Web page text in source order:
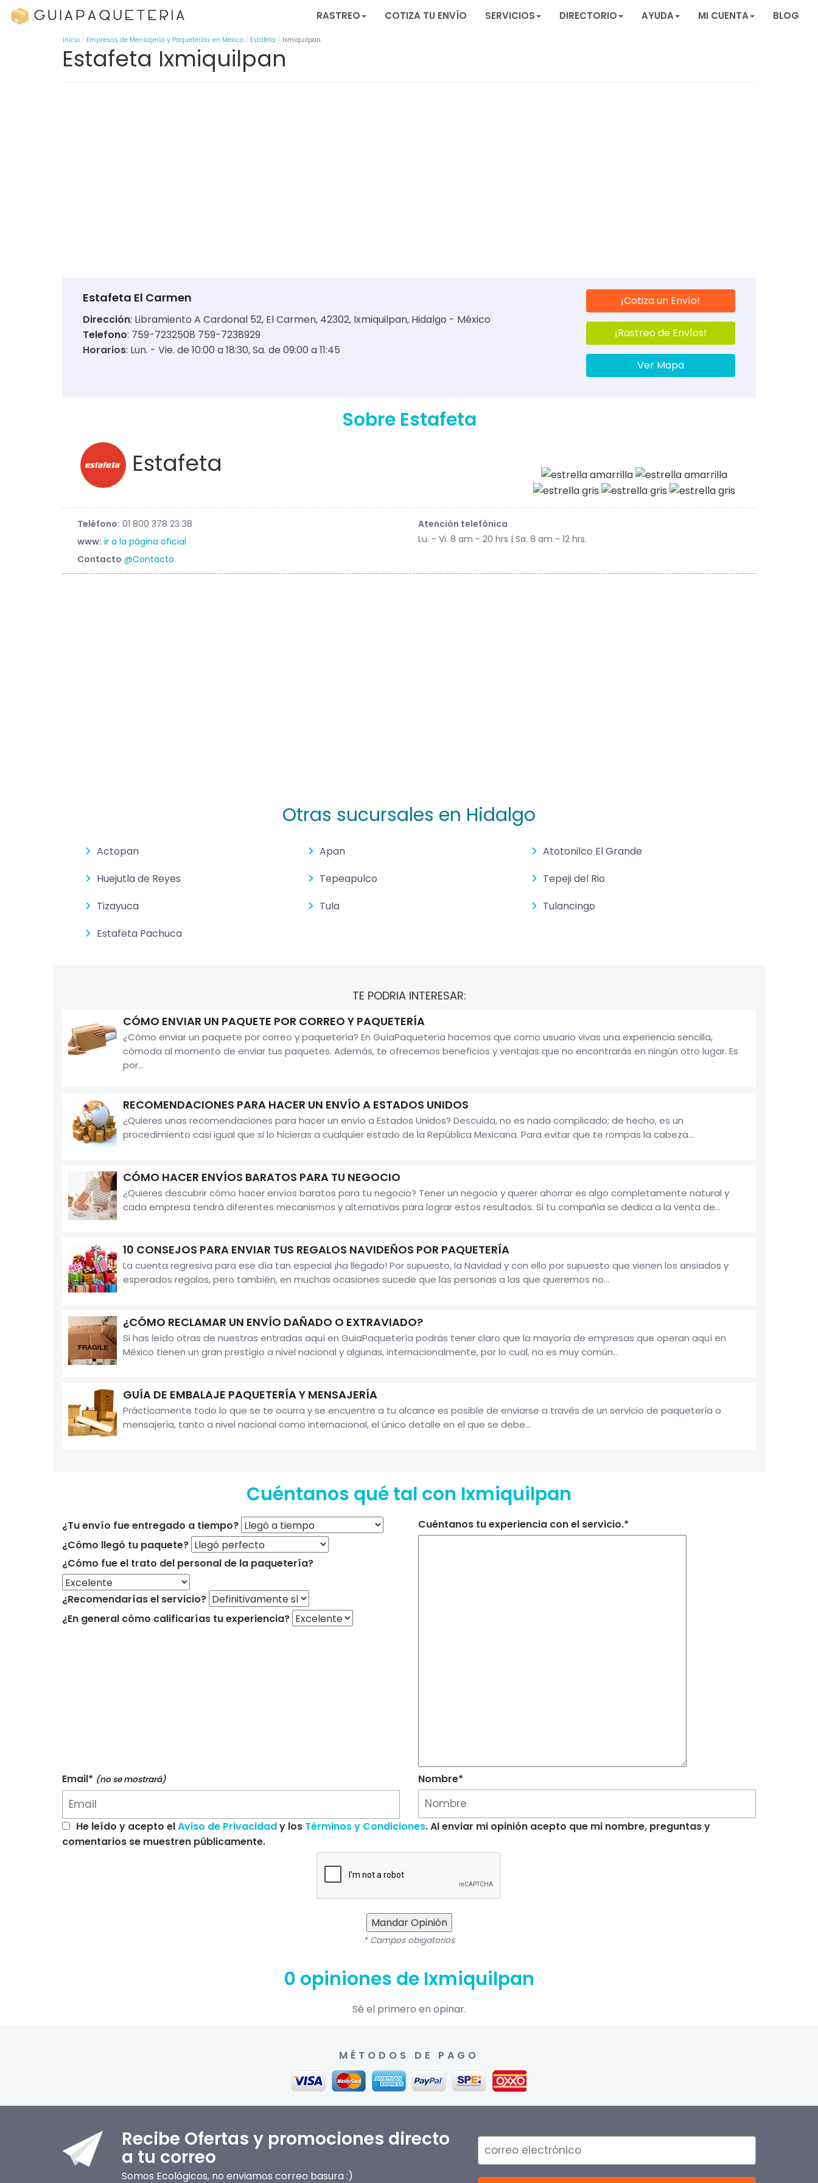
RASTREO COTIZA TU ENVÍO SERVICIOS DIRECTORIO AYUDA MI CUENTA BLOG
Inicio Empresas de Mensajería y Paqueterías en México Estafeta Ixmiquilpan
Estafeta Ixmiquilpan
Estafeta El Carmen
Dirección: Libramiento A Cardonal 52, El Carmen, 42302, Ixmiquilpan, Hidalgo - México
Telefono: 759-7232508 759-7238929
Horarios: Lun. - Vie. de 10:00 a 18:30 Sa. de 09:00 a 11:45
¡Cotiza un Envío!
¡Rastreo de Envíos!
Ver Mapa
Sobre Estafeta
Estafeta
Teléfono: 01 800 378 23 38
www: ir a la página oficial
Contacto @Contacto
Atención telefónica
Lu. - Vi. 8 am - 20 hrs | Sa. 8 am - 12 hrs.
Otras sucursales en Hidalgo
Actopan Apan
Atotonilco El Grande
Huejutla de Reyes
Tepeapulco
Tepeji del Rio
Tizayuca
Tula
Tulancingo
Estafeta Pachuca
TE PODRIA INTERESAR:
CÓMO ENVIAR UN PAQUETE POR CORREO Y PAQUETERÍA
¿Cómo enviar un paquete por correo y paquetería? En GuíaPaquetería hacemos que como usuario vivas una experiencia sencilla,
cómoda al momento de enviar tus paquetes. Además, te ofrecemos beneficios y ventajas que no encontrarás en ningún otro lugar. Es
por...
RECOMENDACIONES PARA HACER UN ENVÍO A ESTADOS UNIDOS
¿Quieres unas recomendaciones para hacer un envío a Estados Unidos? Descuida, no es nada complicado; de hecho, es un
procedimiento casi igual que si lo hicieras a cualquier estado de la República Mexicana. Para evitar que te rompas la cabeza...
CÓMO HACER ENVÍOS BARATOS PARA TU NEGOCIO
¿Quieres descubrir cómo hacer envíos baratos para tu negocio? Tener un negocio y querer ahorrar es algo completamente natural y
cada empresa tendrá diferentes mecanismos y alternativas para lograr estos resultados. Si tu compañía se dedica a la venta de...
10 CONSEJOS PARA ENVIAR TUS REGALOS NAVIDEÑOS POR PAQUETERÍA
La cuenta regresiva para ese día tan especial ¡ha llegado! Por supuesto, la Navidad y con ello por supuesto que vienen los ansiados y
esperados regalos, pero también, en muchas ocasiones sucede que las personas a las que queremos no...
¿CÓMO RECLAMAR UN ENVÍO DAÑADO O EXTRAVIADO?
Si has leído otras de nuestras entradas aquí en GuiaPaquetería podrás tener claro que la mayoría de empresas que operan aquí en
México tienen un gran prestigio a nivel nacional y algunas, internacionalmente, por lo cual, no es muy común...
GUÍA DE EMBALAJE PAQUETERÍA Y MENSAJERÍA
Prácticamente todo lo que se te ocurra y se encuentre a tu alcance es posible de enviarse a través de un servicio de paquetería o
mensajería, tanto a nivel nacional como internacional, el único detalle en el que se debe...
Cuéntanos qué tal con Ixmiquilpan
¿Tu envío fue entregado a tiempo?
¿Cómo llegó tu paquete?
¿Cómo fue el trato del personal de la paquetería?
¿Recomendarías el servicio?
¿En general cómo calificarías tu experiencia?
Cuéntanos tu experiencia con el servicio.*
Email* (no se mostrará) Nombre*
He leído y acepto elAviso de Privacidady los Términos y Condiciones. Al enviar mi opinión acepto que mi nombre, preguntas y
comentarios se muestren públicamente.
Mandar Opinión
* Campos obigatorios
0 opiniones de Ixmiquilpan
Sé el primero en opinar.
MÉTODOS DE PAGO
Recibe Ofertas y promociones directo
a tu correo
Somos Ecológicos, no enviamos correo basura :)